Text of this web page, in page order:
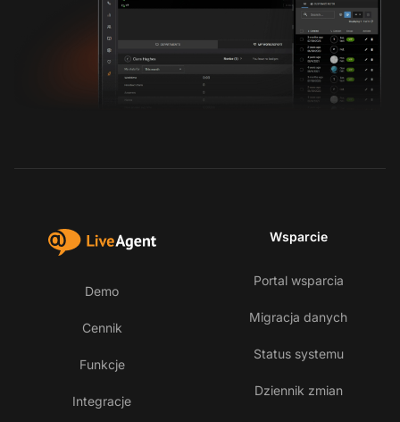
Demo
Cennik
Funkcje
Integracje
Wsparcie
Portal wsparcia
Migracja danych
Status systemu
Dziennik zmian